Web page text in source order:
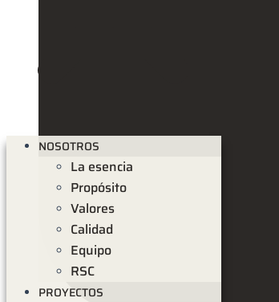
NOSOTROS
La esencia
Propósito
Valores
Calidad
Equipo
RSC
PROYECTOS